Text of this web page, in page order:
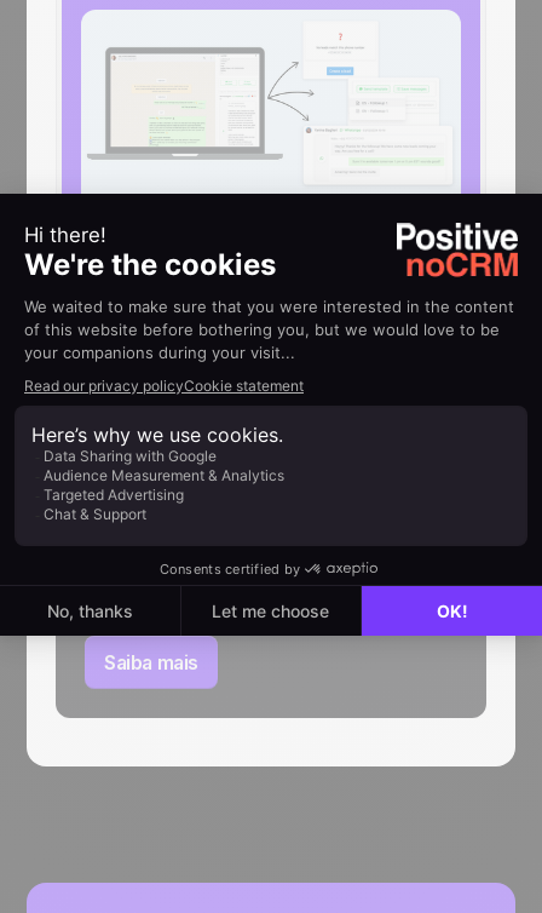
AJUDA
Guias de
implementação
Como usar a extensão
WhatsApp da noCRM
Seu guia para usar noCRM com WhatsApp
Saiba mais